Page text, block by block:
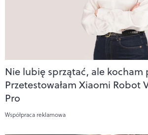
Nie lubię sprzątać, ale kocham
Przetestowałam Xiaomi Robot
Pro
Współpraca reklamowa